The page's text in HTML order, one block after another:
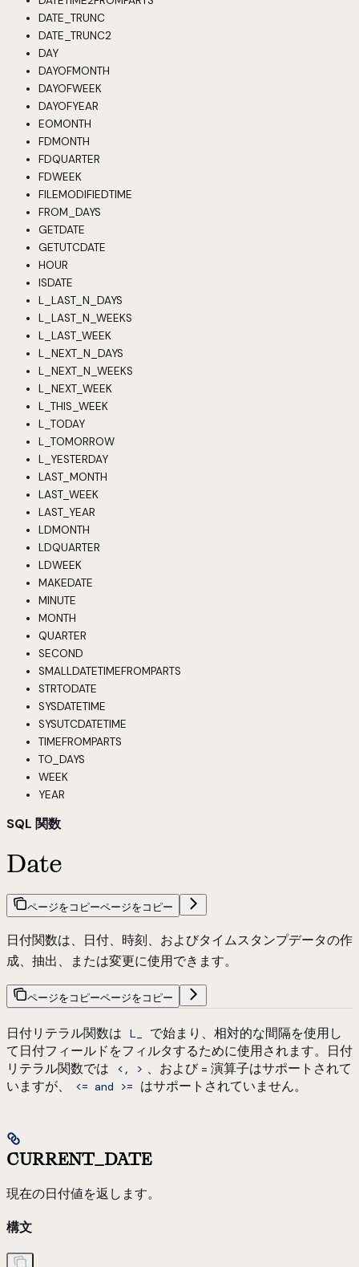
DATE_TRUNC
DATE_TRUNC2
DAY
DAYOFMONTH
DAYOFWEEK
DAYOFYEAR
EOMONTH
FDMONTH
FDQUARTER
FDWEEK
FILEMODIFIEDTIME
FROM_DAYS
GETDATE
GETUTCDATE
HOUR
ISDATE
L_LAST_N_DAYS
L_LAST_N_WEEKS
L_LAST_WEEK
L_NEXT_N_DAYS
L_NEXT_N_WEEKS
L_NEXT_WEEK
L_THIS_WEEK
L_TODAY
L_TOMORROW
L_YESTERDAY
LAST_MONTH
LAST_WEEK
LAST_YEAR
LDMONTH
LDQUARTER
LDWEEK
MAKEDATE
MINUTE
MONTH
QUARTER
SECOND
SMALLDATETIMEFROMPARTS
STRTODATE
SYSDATETIME
SYSUTCDATETIME
TIMEFROMPARTS
TO_DAYS
WEEK
YEAR
SQL 関数
Date
ページをコピーページをコピー
日付関数は、日付、時刻、およびタイムスタンプデータの作
成、抽出、または変更に使用できます。
ページをコピーページをコピー
日付リテラル関数は L_
で始まり、相対的な間隔を使用し
て日付フィールドをフィルタするために使用されます。日付
リテラル関数では
<, > 、および = 演算子はサポートされて
いますが、
<= and >= はサポートされていません。
CURRENT_DATE
現在の日付値を返します。
構文